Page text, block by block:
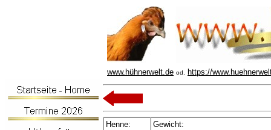
www.hühnerwelt.de od. https://
Henne:
Gewicht: